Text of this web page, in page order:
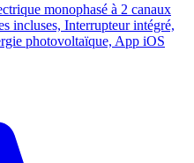
monophasé à 2 canaux
incluses, Interrupteur intégré,
photovoltaïque, App iOS